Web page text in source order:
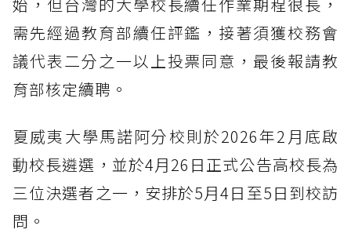
需先經過教育部續任評鑑，接著須獲校務會
議代表二分之一以上投票同意，最後報請教
育部核定續聘。
夏威夷大學馬諾阿分校則於2026年2月底啟
動校長遴選，並於4月26日正式公告高校長為
三位決選者之一，安排於5月4日至5日到校訪
問。